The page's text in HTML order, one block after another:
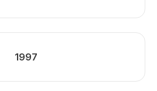
1997